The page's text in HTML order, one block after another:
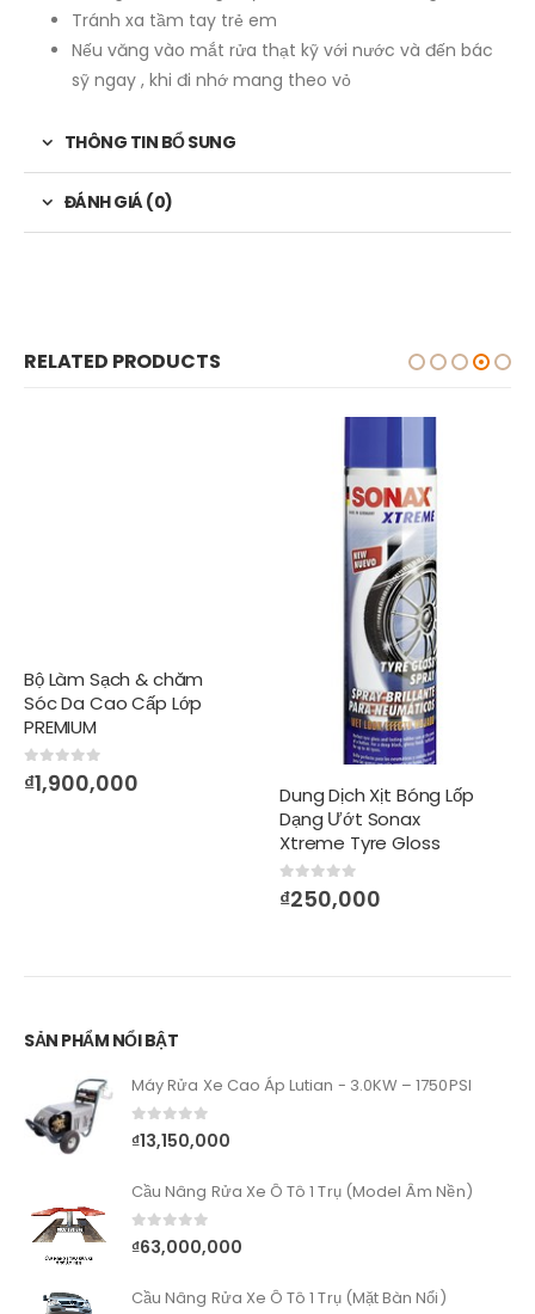
Tránh xa tầm tay trẻ em
Nếu văng vào mắt rửa thạt kỹ với nước và đến bác
sỹ ngay , khi đi nhớ mang theo vỏ
THÔNG TIN BỔ SUNG
ĐÁNH GIÁ (0)
RELATED PRODUCTS
Bộ Làm Sạch & chăm
Sóc Da Cao Cấp Lớp
PREMIUM
0out of 5
₫1,900,000
Dung Dịch Xịt Bóng Lốp
Dạng Ướt Sonax
Xtreme Tyre Gloss
Spray
0out of 5
₫250,000
SẢN PHẨM NỔI BẬT
Máy Rửa Xe Cao Áp Lutian - 3.0KW – 1750PSI
0out of 5
₫13,150,000
Cầu Nâng Rửa Xe Ô Tô 1 Trụ (Model Âm Nền)
0out of 5
₫63,000,000
Cầu Nâng Rửa Xe Ô Tô 1 Trụ (Mặt Bàn Nổi)